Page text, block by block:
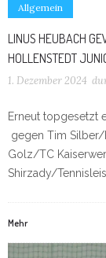
Allgemein
LINUS HEUBACH
HOLLENSTEDT
1. Dezember 2024
Erneut topgesetzt
gegen Tim
Golz/TC
Shirzady/
Mehr